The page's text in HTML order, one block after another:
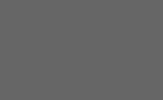
anzeigen
Social-Media-Plattformen
Wenn Cookies von externen